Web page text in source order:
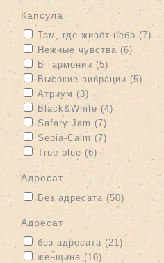
капсула
Apply Там, где живёт небо
Там, где живёт небо (7)
Apply Нежные чувства filter
Нежные чувства (6)
Apply В гармонии filter
В гармонии (5) Apply В
Apply Высокие вибрации filter
Высокие вибрации (5)
Apply Атриум filter
Атриум (3) Apply Атриум
Apply Black&White filter
Black&White (4)Apply
Apply Safary Jam filter
Safary Jam (7)
Apply Sepia-Calm filter
Sepia-Calm (7) Apply
Apply True blue filter
True blue (6)
адресат
Apply Без адресата filter
Без адресата (50) Apply
адресат
Apply без адресата filter
без адресата (21) Apply
Apply женщина filter
женщина (10) Apply